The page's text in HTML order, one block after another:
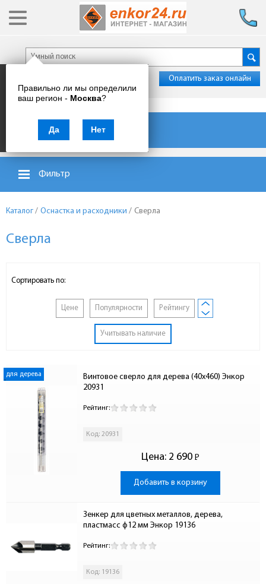
Правильно ли мы определили
ваш регион - Москва?
Да Нет
Оплатить заказ онлайн
Каталог товаров
Фильтр
Каталог / Оснастка и расходники / Сверла
Сверла
Сортировать по:
Цене Популярности Рейтингу
Учитывать наличие
для дерева
Винтовое сверло для дерева (40x460) Энкор
20931
Рейтинг:
Код: 20931
Цена: 2 690 Р
-
Добавить в корзину
Зенкер для цветных металлов, дерева,
пластмасс ф12 мм Энкор 19136
Рейтинг:
Код: 19136